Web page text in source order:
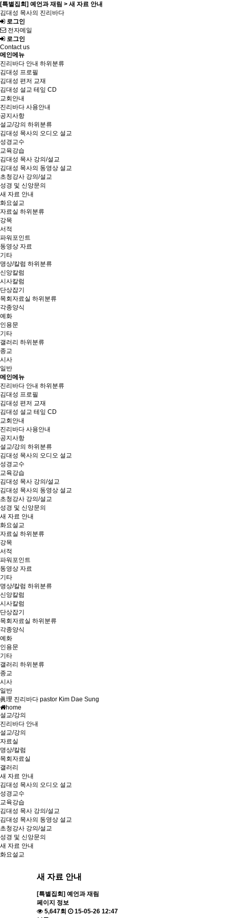
[특별집회] 예언과 재림 > 새 자료 안내
김대성 목사의 진리바다
로그인
전자메일
로그인
Contact us
메인메뉴
진리바다 안내 하위분류
김대성 프로필
김대성 편저 교재
김대성 설교 테잎 CD
교회안내
진리바다 사용안내
공지사항
설교/강의 하위분류
김대성 목사의 오디오 설교
성경교수
교육강습
김대성 목사 강의/설교
김대성 목사의 동영상 설교
초청강사 강의/설교
성경 및 신앙문의
새 자료 안내
화요설교
자료실 하위분류
강목
서적
파워포인트
동영상 자료
기타
명상/칼럼 하위분류
신앙칼럼
시사칼럼
단상잡기
목회자료실 하위분류
각종양식
예화
인용문
기타
갤러리 하위분류
종교
시사
일반
메인메뉴
진리바다 안내 하위분류
김대성 프로필
김대성 편저 교재
김대성 설교 테잎 CD
교회안내
진리바다 사용안내
공지사항
설교/강의 하위분류
김대성 목사의 오디오 설교
성경교수
교육강습
김대성 목사 강의/설교
김대성 목사의 동영상 설교
초청강사 강의/설교
성경 및 신앙문의
새 자료 안내
화요설교
자료실 하위분류
강목
서적
파워포인트
동영상 자료
기타
명상/칼럼 하위분류
신앙칼럼
시사칼럼
단상잡기
목회자료실 하위분류
각종양식
예화
인용문
기타
갤러리 하위분류
종교
시사
일반
眞理 진리바다 pastor Kim Dae Sung
home
설교/강의
진리바다 안내
설교/강의
자료실
명상/칼럼
목회자료실
갤러리
새 자료 안내
김대성 목사의 오디오 설교
성경교수
교육강습
김대성 목사 강의/설교
김대성 목사의 동영상 설교
초청강사 강의/설교
성경 및 신앙문의
새 자료 안내
화요설교
새 자료 안내
[특별집회] 예언과 재림
페이지 정보
5,647회
15-05-26 12:47